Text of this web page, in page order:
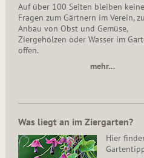
Auf über 100 Seiten bleiben keine
Fragen zum Gärtnern im Verein,
Anbau von Obst und Gemüse,
Ziergehölzen oder Wasser im
offen.
mehr…
Was liegt an im Ziergarten?
Hier